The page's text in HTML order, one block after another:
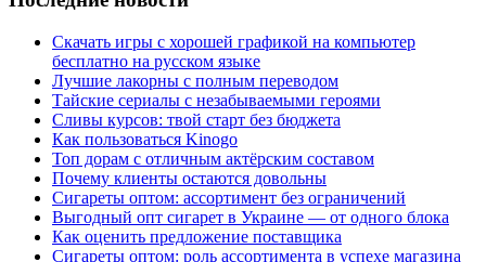
Скачать игры с хорошей графикой на компьютер
бесплатно на русском языке
Лучшие лакорны с полным переводом
Тайские сериалы с незабываемыми героями
Сливы курсов: твой старт без бюджета
Как пользоваться Kinogo
Топ дорам с отличным актёрским составом
Почему клиенты остаются довольны
Сигареты оптом: ассортимент без ограничений
Выгодный опт сигарет в Украине — от одного блока
Как оценить предложение поставщика
Сигареты оптом: роль ассортимента в успехе магазина